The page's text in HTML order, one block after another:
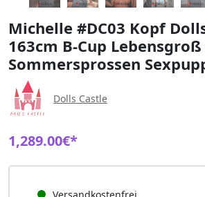
Michelle #DC03 Kopf
163cm B-Cup Lebensgroß
Sommersprossen
Dolls Castle
1,289.00€*